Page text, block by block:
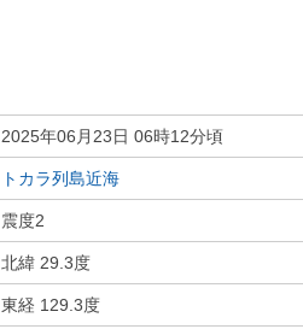
2025年06月23日 06時12分頃
トカラ列島近海
震度2
北緯 29.3度
東経 129.3度